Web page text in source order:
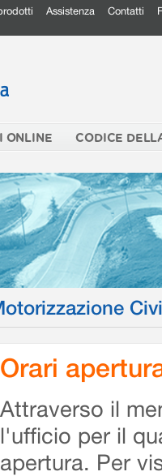
Assistenza Contatti
ONLINE CODICE
Orari
Attraverso il
l'ufficio per il
apertura. Per